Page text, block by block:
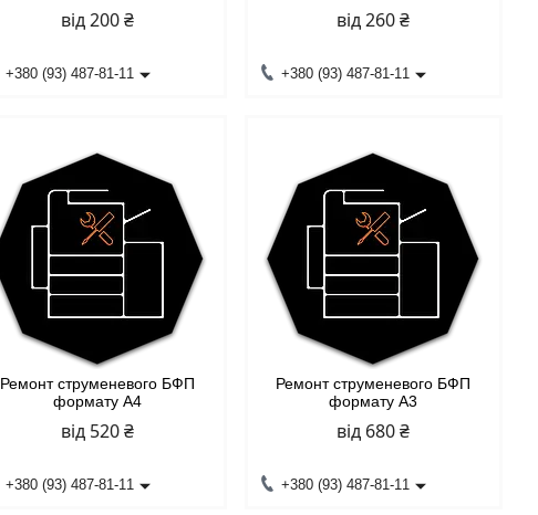
від 200 ₴
+380 (93) 487-81-11
від 260 ₴
+380 (93) 487-81-11
Ремонт струменевого БФП
формату А4
від 520 ₴
+380 (93) 487-81-11
Ремонт струменевого БФП
формату А3
від 680 ₴
+380 (93) 487-81-11